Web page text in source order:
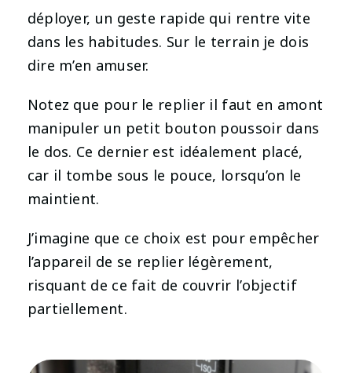
déployer, un geste rapide qui rentre vite
dans les habitudes. Sur le terrain je dois
dire m’en amuser.
Notez que pour le replier il faut en amont
manipuler un petit bouton poussoir dans
le dos. Ce dernier est idéalement placé,
car il tombe sous le pouce, lorsqu’on le
maintient.
J’imagine que ce choix est pour empêcher
l’appareil de se replier légèrement,
risquant de ce fait de couvrir l’objectif
partiellement.